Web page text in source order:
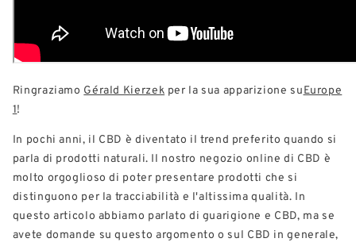
Ringraziamo Gérald Kierzek per la sua apparizione suEurope
1!
In pochi anni, il CBD è diventato il trend preferito quando si
parla di prodotti naturali. Il nostro negozio online di CBD è
molto orgoglioso di poter presentare prodotti che si
distinguono per la tracciabilità e l'altissima qualità. In
questo articolo abbiamo parlato di guarigione e CBD, ma se
avete domande su questo argomento o sul CBD in generale,